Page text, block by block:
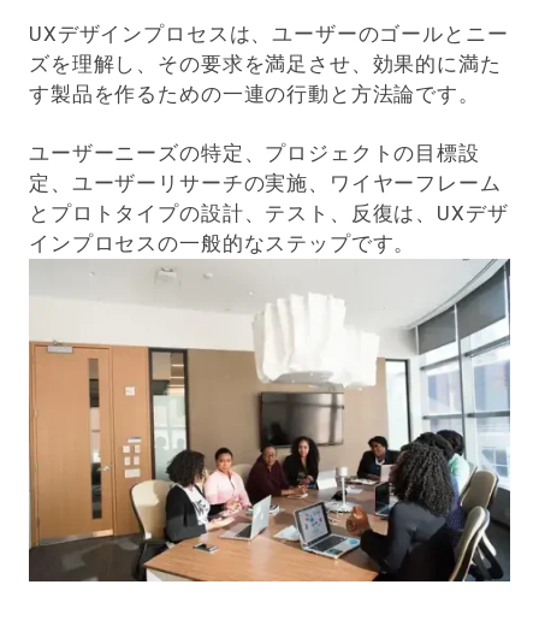
UXデザインプロセスは、ユーザーのゴールとニー
ズを理解し、その要求を満足させ、効果的に満た
す製品を作るための一連の行動と方法論です。
ユーザーニーズの特定、プロジェクトの目標設
定、ユーザーリサーチの実施、ワイヤーフレーム
とプロトタイプの設計、テスト、反復は、UXデザ
インプロセスの一般的なステップです。